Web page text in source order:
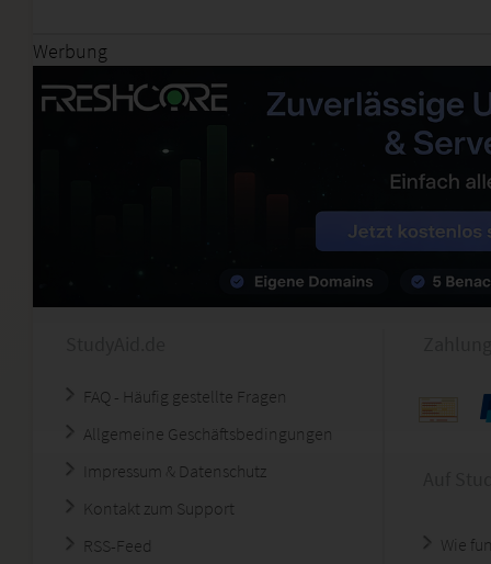
Werbung
FAQ - Häufig gestellte Fragen
Allgemeine Geschäftsbedingungen
Impressum & Datenschutz
Kontakt zum Support
RSS-Feed
Wie